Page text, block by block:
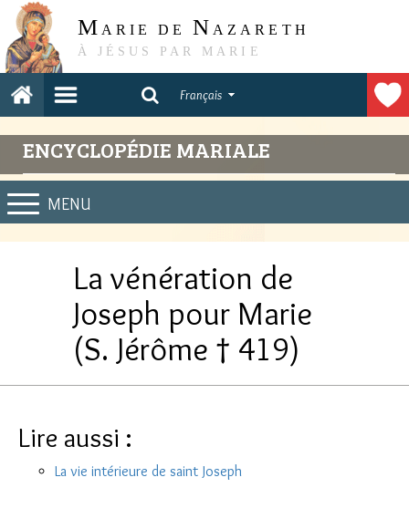
M ARIE DE N AZARETH
À JÉSUS PAR MARIE
Français
ENCYCLOPÉDIE MARIALE
MENU
La vénération de
Joseph pour Marie
(S. Jérôme † 419)
Lire aussi :
La vie intérieure de saint Joseph